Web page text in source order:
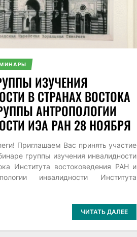
ИЗУЧЕНИЯ
В СТРАНАХ ВОСТОКА
АНТРОПОЛОГИИ
ИЭА РАН 28 НОЯБРЯ
Приглашаем Вас принять участие
группы изучения инвалидности
Института востоковедения РАН и
инвалидности Института
ЧИТАТЬ ДАЛЕЕ